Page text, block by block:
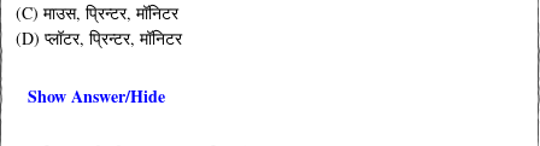
(C) माउस, प्रिन्टर, मॉनिटर
(D) प्लॉटर, प्रिन्टर, मॉनिटर
Show Answer/Hide